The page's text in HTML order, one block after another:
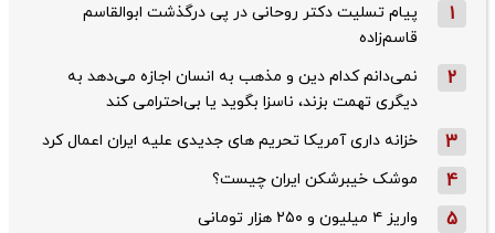
1
پیام تسلیت دکتر روحانی در پی درگذشت ابوالقاسم
قاسم‌زاده
2
نمی‌دانم کدام دین و مذهب به انسان اجازه می‌دهد به
دیگری تهمت بزند، ناسزا بگوید یا بی‌احترامی کند
3 خزانه داری آمریکا تحریم های جدیدی علیه ایران اعمال کرد
4 موشک خیبرشکن ایران چیست؟
5 واریز ۴ میلیون و ۲۵۰ هزار تومانی